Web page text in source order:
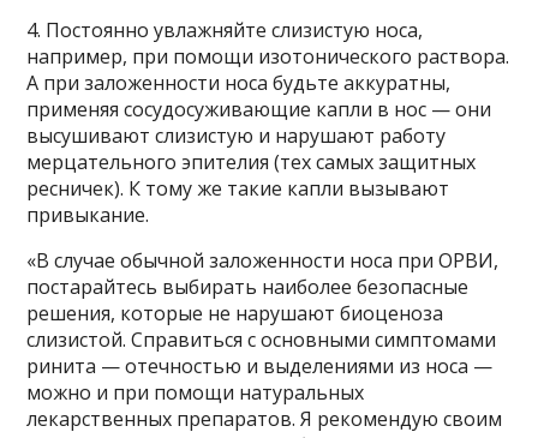
4. Постоянно увлажняйте слизистую носа,
например, при помощи изотонического раствора.
А при заложенности носа будьте аккуратны,
применяя сосудосуживающие капли в нос — они
высушивают слизистую и нарушают работу
мерцательного эпителия (тех самых защитных
ресничек). К тому же такие капли вызывают
привыкание.
«В случае обычной заложенности носа при ОРВИ,
постарайтесь выбирать наиболее безопасные
решения, которые не нарушают биоценоза
слизистой. Справиться с основными симптомами
ринита — отечностью и выделениями из носа —
можно и при помощи натуральных
лекарственных препаратов. Я рекомендую своим